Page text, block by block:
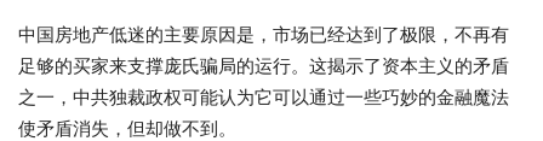
中国房地产低迷的主要原因是，市场已经达到了极限，不再有
足够的买家来支撑庞氏骗局的运行。这揭示了资本主义的矛盾
之一，中共独裁政权可能认为它可以通过一些巧妙的金融魔法
使矛盾消失，但却做不到。